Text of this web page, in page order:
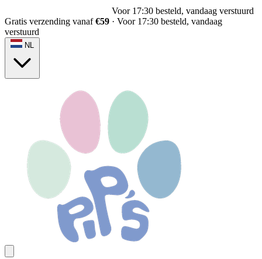
Voor 17:30 besteld, vandaag verstuurd
Gratis verzending vanaf€59 · Voor 17:30 besteld, vandaag
verstuurd
NL